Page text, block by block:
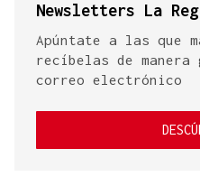
Newsletters La
Apúntate a las que
recíbelas de
correo electrónico